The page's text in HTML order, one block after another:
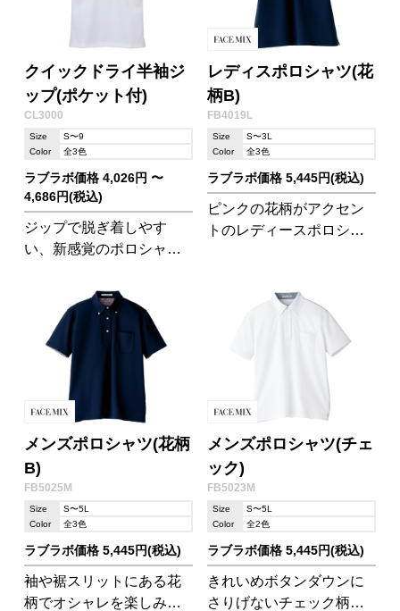
クイックドライ半袖ジ
ップ(ポケット付)
CL3000
Size
S〜9
Color
全3色
ラブラボ価格 4,026円 〜
4,686円(税込)
ジップで脱ぎ着しやす
い、新感覚のポロシャツ
透け防止加工も施されて
あります。
レディスポロシャツ(花
柄B)
FB4019L
Size
S〜3L
Color
全3色
ラブラボ価格 5,445円(税込)
ピンクの花柄がアクセン
トのレディースポロシャ
です。コンフォートセン
サーで、汗による冷えや
ベトつきを抑え快適な着
心地。
メンズポロシャツ(花柄
B)
FB5025M
Size
S〜5L
Color
全3色
ラブラボ価格 5,445円(税込)
袖や裾スリットにある花
柄でオシャレを楽しみつ
メンズポロシャツ(チェ
ック)
FB5023M
Size
S〜5L
Color
全2色
ラブラボ価格 5,445円(税込)
きれいめボタンダウンに
さりげないチェック柄が